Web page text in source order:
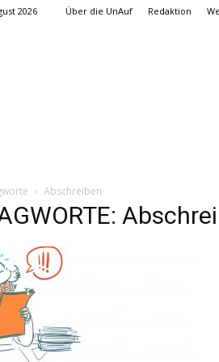
2026 Über die UnAuf Redaktion
Abschreiben